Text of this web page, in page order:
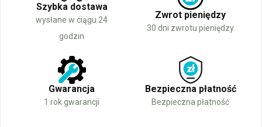
Szybka dostawa
wysłane w ciągu 24
godzin
Zwrot pieniędzy
30 dni zwrotu pieniędzy
Gwarancja
1 rok gwarancji
Bezpieczna płatność
Bezpieczna płatność